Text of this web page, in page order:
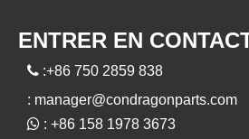
ENTRER EN
 :+86 750 2859 838
: manager@condragonparts.com
 : +86 158 1978 3673